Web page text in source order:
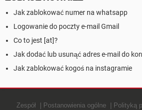
Jak zablokować numer na whatsapp
Logowanie do poczty e-mail Gmail
Co to jest [at]?
Jak dodać lub usunąć adres e-mail do
Jak zablokować kogoś na instagramie
Zespół Postanowienia ogólne Polityką